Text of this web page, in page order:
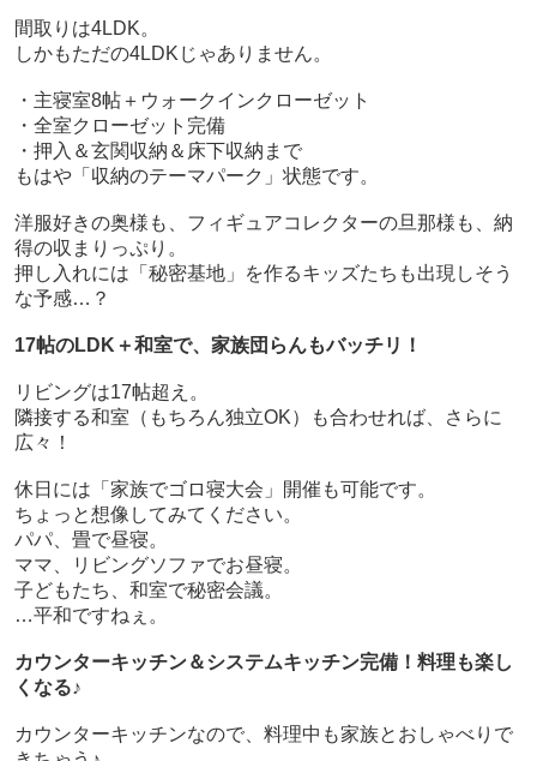
間取りは4LDK。
しかもただの4LDKじゃありません。
・主寝室8帖＋ウォークインクローゼット
・全室クローゼット完備
・押入＆玄関収納＆床下収納まで
もはや「収納のテーマパーク」状態です。
洋服好きの奥様も、フィギュアコレクターの旦那様も、納
得の収まりっぷり。
押し入れには「秘密基地」を作るキッズたちも出現しそう
な予感…？
17帖のLDK＋和室で、家族団らんもバッチリ！
リビングは17帖超え。
隣接する和室（もちろん独立OK）も合わせれば、さらに
広々！
休日には「家族でゴロ寝大会」開催も可能です。
ちょっと想像してみてください。
パパ、畳で昼寝。
ママ、リビングソファでお昼寝。
子どもたち、和室で秘密会議。
…平和ですねぇ。
カウンターキッチン＆システムキッチン完備！料理も楽し
くなる♪
カウンターキッチンなので、料理中も家族とおしゃべりで